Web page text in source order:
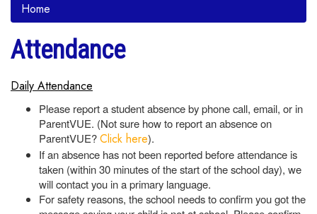
Home
Attendance
Daily Attendance
Please report a student absence by phone call, email, or in
ParentVUE. (Not sure how to report an absence on
ParentVUE?Click here).
If an absence has not been reported before attendance is
taken (within 30 minutes of the start of the school day), we
will contact you in a primary language.
For safety reasons, the school needs to confirm you got the